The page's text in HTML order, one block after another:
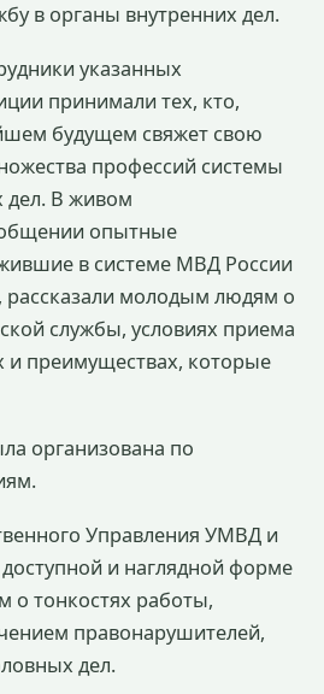
в органы внутренних дел.
указанных
принимали тех, кто,
будущем свяжет свою
профессий системы
дел. В живом
опытные
в системе МВД России
рассказали молодым людям о
службы, условиях приема
и преимуществах, которые
организована по
Управления УМВД и
и наглядной форме
о тонкостях работы,
правонарушителей,
дел.